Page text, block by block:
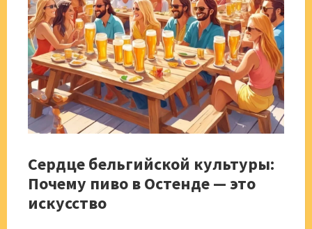
Сердце бельгийской культуры:
Почему пиво в Остенде — это
искусство